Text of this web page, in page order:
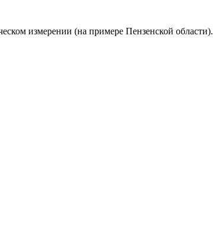
измерении (на примере Пензенской области).